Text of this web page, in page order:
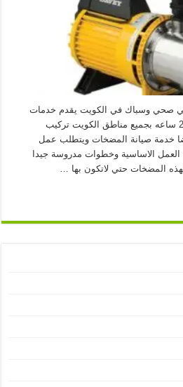
تركيب
صحي وسباك في الكويت يقدم خدمات
تمديد وتركيب السباكة طوال 24 ساعه بجميع مناطق الكويت تركيب
خدمة صيانة المضخات ويتطلب عمل
الاساسية وخطوات مدروسة جيدا
المضخات حتي لاتكون بها …